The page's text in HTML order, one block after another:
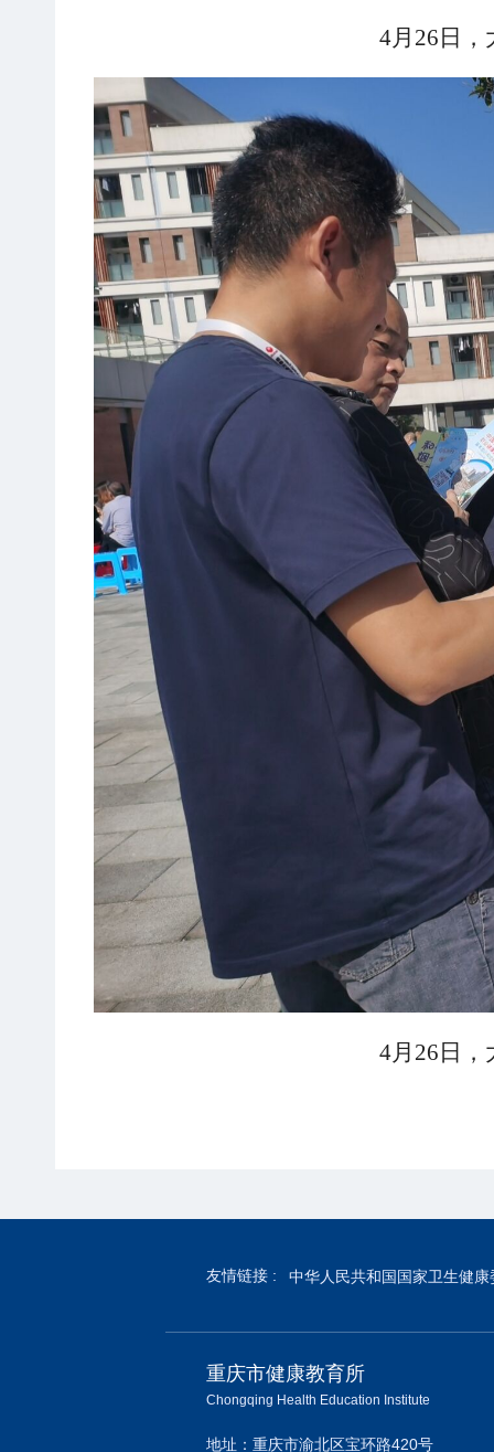
4月 26 日，
4月 26 日，
友情链接 : 中华人民共和国国家卫生健康
重庆市健康教育所
Chongqing Health Education Institute
地址：重庆市渝北区宝环路420号